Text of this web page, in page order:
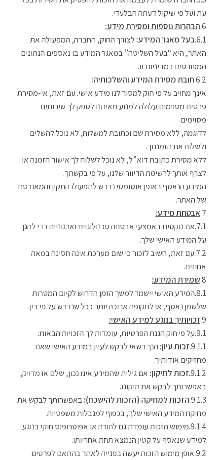
עת ועל פי שיקול דעתה הבלעדי.
הבהרות נוספות ומסירת מידע:
בעל מאגר המידע:לצורך החוק, החברה, המפעילה את
האתר, היא “בעל השליטה” במאגר המידע בו נאספים הנתונים
המפורטים במדיניות זו.
חובת מסירת המידע והשלכותיה:
אינך מחויב על פי חוק למסור לנו מידע אישי. עם זאת, אי-מסירת
פרטים מסוימים עלולה למנוע מאיתנו לספק לך שירותים
מסוימים.
לדוגמה, ללא מסירת שם וכתובת למשלוח, לא נוכל להשלים
ולשלוח את הזמנתך.
ללא מסירת כתובת דוא”ל, לא נוכל לשלוח לך אישור הזמנה או
לצרף אותך לרשימת הדיוור שלנו, על פי בקשתך.
המידע הנאסף באופן אוטומטי נדרש לתפעולו התקין והמאובטח
של האתר.
אבטחת מידע:
אנו נוקטים באמצעי אבטחה טכנולוגיים וארגוניים כדי להגן
על המידע האישי שלך.
עם זאת, חשוב לזכור כי שום מערכת אינה חסינה במאה
אחוזים.
שמירת המידע:
המידע האישי יישמר למשך הזמן הדרוש לקיום המטרות
שלשמן נאסף, או לתקופה ארוכה יותר ככל שנדרש על פי דין.
זכויותיך בנוגע למידע האישי:
על פי חוק הגנת הפרטיות, עומדות לך הזכויות הבאות:
זכות עיון: הנך רשאי לבקש לעיין במידע האישי שאנו
מחזיקים אודותיך.
זכות לתיקון: אם גילית שהמידע אינו נכון, שלם או מדויק,
באפשרותך לבקש את תיקונו.
הזכות למחיקה (הזכות להישכח):באפשרותך לבקש את
מחיקת המידע האישי שלך, בכפוף למגבלות משפטיות.
מימוש הזכות עומדת גם להורה או אפוטרופוס חוקי בנוגע
למידע שנאסף על קטין הנמצא תחת אחריותו.
אופן מימוש הזכות יעשה בפנייה לאתר בהתאם לפרטים